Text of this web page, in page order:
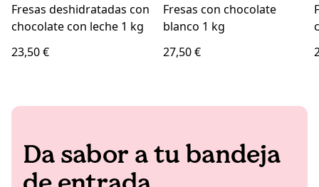
Fresas deshidratadas con
chocolate con leche 1 kg
23,50 €
Fresas con chocolate
blanco 1 kg
27,50 €
Da sabor a tu bandeja